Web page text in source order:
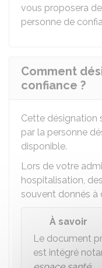
vous proposera
personne de
Comment
confiance ?
Cette désignation
par la personne
disponible.
Lors de votre
hospitalisation, des
souvent donnés à
À savoir
Le document
est intégré